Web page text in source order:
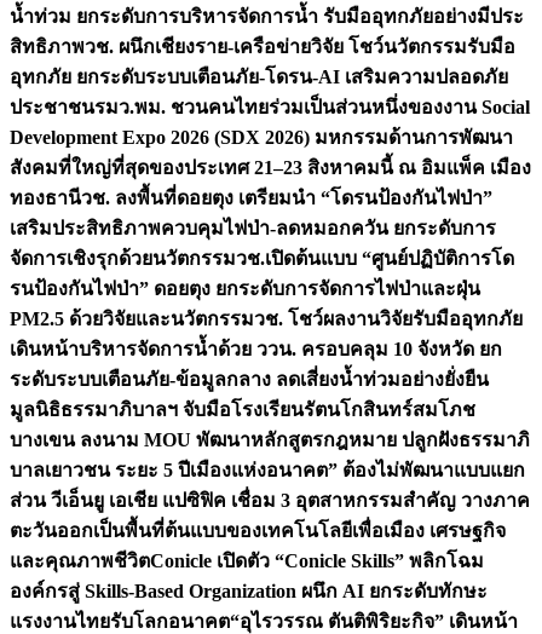
น้ำท่วม ยกระดับการบริหารจัดการน้ำ รับมืออุทกภัยอย่างมีประ
สิทธิภาพวช. ผนึกเชียงราย-เครือข่ายวิจัย โชว์นวัตกรรมรับมือ
อุทกภัย ยกระดับระบบเตือนภัย-โดรน-AI เสริมความปลอดภัย
ประชาชนรมว.พม. ชวนคนไทยร่วมเป็นส่วนหนึ่งของงาน Social
Development Expo 2026 (SDX 2026) มหกรรมด้านการพัฒนา
สังคมที่ใหญ่ที่สุดของประเทศ 21–23 สิงหาคมนี้ ณ อิมแพ็ค เมือง
ทองธานีวช. ลงพื้นที่ดอยตุง เตรียมนำ “โดรนป้องกันไฟป่า”
เสริมประสิทธิภาพควบคุมไฟป่า-ลดหมอกควัน ยกระดับการ
จัดการเชิงรุกด้วยนวัตกรรมวช.เปิดต้นแบบ “ศูนย์ปฏิบัติการโด
รนป้องกันไฟป่า” ดอยตุง ยกระดับการจัดการไฟป่าและฝุ่น
PM2.5 ด้วยวิจัยและนวัตกรรมวช. โชว์ผลงานวิจัยรับมืออุทกภัย
เดินหน้าบริหารจัดการน้ำด้วย ววน. ครอบคลุม 10 จังหวัด ยก
ระดับระบบเตือนภัย-ข้อมูลกลาง ลดเสี่ยงน้ำท่วมอย่างยั่งยืน
มูลนิธิธรรมาภิบาลฯ จับมือโรงเรียนรัตนโกสินทร์สมโภช
บางเขน ลงนาม MOU พัฒนาหลักสูตรกฎหมาย ปลูกฝังธรรมาภิ
บาลเยาวชน ระยะ 5 ปีเมืองแห่งอนาคต” ต้องไม่พัฒนาแบบแยก
ส่วน วีเอ็นยู เอเชีย แปซิฟิค เชื่อม 3 อุตสาหกรรมสำคัญ วางภาค
ตะวันออกเป็นพื้นที่ต้นแบบของเทคโนโลยีเพื่อเมือง เศรษฐกิจ
และคุณภาพชีวิตConicle เปิดตัว “Conicle Skills” พลิกโฉม
องค์กรสู่ Skills-Based Organization ผนึก AI ยกระดับทักษะ
แรงงานไทยรับโลกอนาคต“อุไรวรรณ ตันติพิริยะกิจ” เดินหน้า